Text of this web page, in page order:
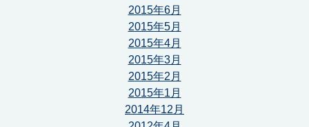
2015年6月
2015年5月
2015年4月
2015年3月
2015年2月
2015年1月
2014年12月